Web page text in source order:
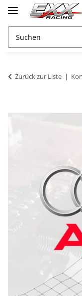
Zurück zur Liste